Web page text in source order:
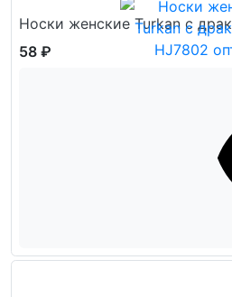
Носки женские Turkan с
58 ₽